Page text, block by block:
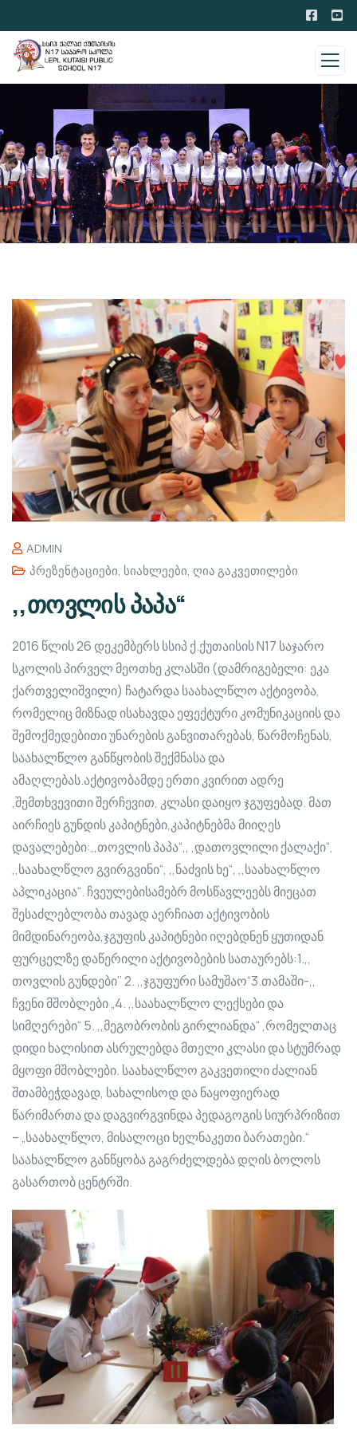
ADMIN
Პრეზენტაციები, Სიახლეები, Ღია Გაკვეთილები
,,თოვლის პაპა“
2016 წლის 26 დეკემბერს სსიპ ქ.ქუთაისის N17 საჯარო
სკოლის პირველ მეოთხე კლასში (დამრიგებელი: ეკა
ქართველიშვილი) ჩატარდა საახალწლო აქტივობა,
რომელიც მიზნად ისახავდა ეფექტური კომუნიკაციის და
შემოქმედებითი უნარების განვითარებას, წარმოჩენას,
საახალწლო განწყობის შექმნასა და
ამაღლებას.აქტივობამდე ერთი კვირით ადრე
,შემთხვევითი შერჩევით, კლასი დაიყო ჯგუფებად. მათ
აირჩიეს გუნდის კაპიტნები,კაპიტნებმა მიიღეს
დავალებები:,,თოვლის პაპა“,, ,დათოვლილი ქალაქი“,
,,საახალწლო გვირგვინი“, ,,ნაძვის ხე“, ,,საახალწლო
აპლიკაცია“. ჩვეულებისამებრ მოსწავლეებს მიეცათ
შესაძლებლობა თავად აერჩიათ აქტივობის
მიმდინარეობა,ჯგუფის კაპიტნები იღებდნენ ყუთიდან
ფურცელზე დაწერილი აქტივობების სათაურებს:1.,,
თოვლის გუნდები’’ 2. ,,ჯგუფური სამუშაო“3.თამაში-,,
ჩვენი მშობლები „4. ,,საახალწლო ლექსები და
სიმღერები“ 5. ,,მეგობრობის გირლიანდა“ ,რომელთაც
დიდი ხალისით ასრულებდა მთელი კლასი და სტუმრად
მყოფი მშობლები. საახალწლო გაკვეთილი ძალიან
შთამბეჭდავად, სახალისოდ და ნაყოფიერად
წარიმართა და დაგვირგვინდა პედაგოგის სიურპრიზით
– „საახალწლო, მისალოცი ხელნაკეთი ბარათები.“
საახალწლო განწყობა გაგრძელდება დღის ბოლოს
გასართობ ცენტრში.